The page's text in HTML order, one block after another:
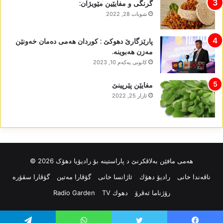
گرنگی و مفایێین مێویژان:
شوبات 28, 2022
پارێزگارێ دھوکێ : کوردان ھەمی دەمان خەونێن
مەزن ھەبوینە.
كانونی یه‌كه‌م 10, 2023
مفایێن پێرپینێ
ئازار 25, 2022
ھەمی مافێن بەلاڤکرنێ د پاراستینە بۆ رادیۆیا دھۆک 2026 ©
ناڤه‌ندا خانی
رادیۆ دهۆك ئاژانسا خانی گۆڤارا مەتین
گۆڤارا سڤۆرە
رۆژناما ئەڤرۆ
دهوك TV Radio Garden